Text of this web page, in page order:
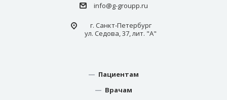
info@g-groupp.ru
г. Санкт-Петербург
ул. Седова, 37, лит. "А"
— Пациентам
— Врачам